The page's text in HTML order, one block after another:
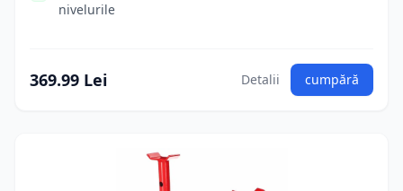
nivelurile
369.99 Lei Detalii cumpără